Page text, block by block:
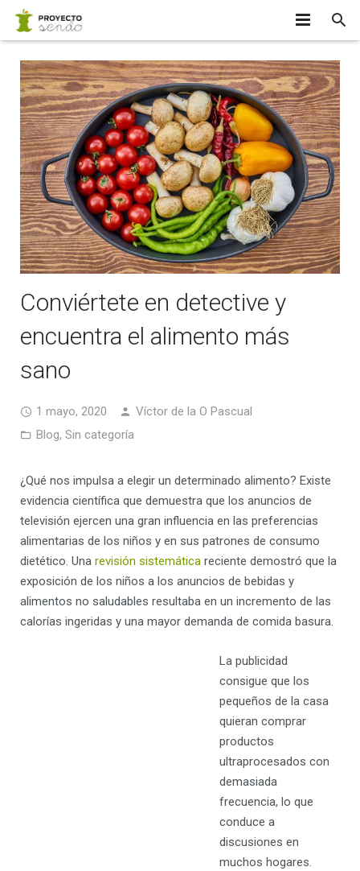
INICIO
¿SABÍAS QUE…?
EQUIPO
APÚNTATE
PARTICIPANTES
INVESTIGADORES
Conviértete en detective y
encuentra el alimento más
sano
1 mayo, 2020
Víctor de la O Pascual
Blog, Sin categoría
¿Qué nos impulsa a elegir un determinado alimento? Existe
evidencia científica que demuestra que los anuncios de
televisión ejercen una gran influencia en las preferencias
alimentarias de los niños y en sus patrones de consumo
dietético. Una revisión sistemática reciente demostró que la
exposición de los niños a los anuncios de bebidas y
alimentos no saludables resultaba en un incremento de las
calorías ingeridas y una mayor demanda de comida basura.
La publicidad
consigue que los
pequeños de la casa
quieran comprar
productos
ultraprocesados con
demasiada
frecuencia, lo que
conduce a
discusiones en
muchos hogares.